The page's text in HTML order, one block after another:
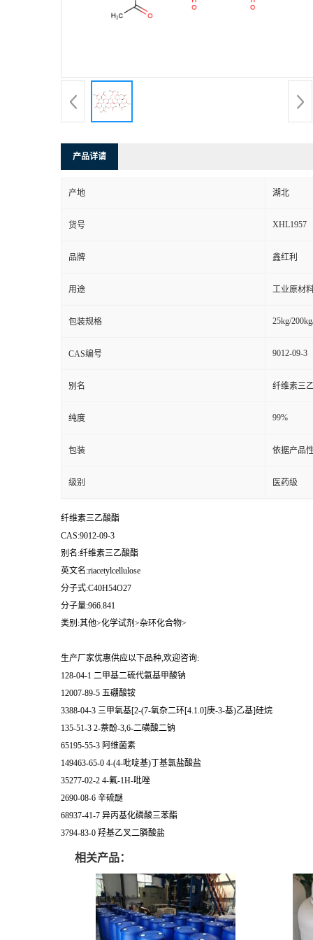
产品详请
产地 湖北
货号 XHL1957
品牌 鑫红利
用途 工业原材
包装规格 25kg/
CAS编号 9012-09-3
别名 纤维素三
纯度 99%
包装 依据产品
级别 医药级
纤维素三乙酸酯
CAS:9012-09-3
别名:纤维素三乙酸酯
英文名:riacetylcellulose
分子式:C40H54O27
分子量:966.841
类别:其他>化学试剂>杂环化合物>
生产厂家优惠供应以下品种,欢迎咨询:
128-04-1 二甲基二硫代氨基甲酸钠
12007-89-5 五硼酸铵
3388-04-3 三甲氧基[2-(7-氧杂二环[4.1.0]庚-3-基)乙基]硅烷
135-51-3 2-萘酚-3,6-二磺酸二钠
65195-55-3 阿维菌素
149463-65-0 4-(4-吡啶基)丁基氯盐酸盐
35277-02-2 4-氟-1H-吡唑
2690-08-6 辛硫醚
68937-41-7 异丙基化磷酸三苯酯
3794-83-0 羟基乙叉二膦酸盐
相关产品：